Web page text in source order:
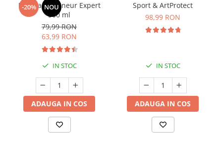
-20% NOU
Manhaē Draineur Expert
500 ml
79,99 RON
63,99 RON
IN STOC
ADAUGA IN COS
Sport & ArtProtect
98,99 RON
IN STOC
ADAUGA IN COS